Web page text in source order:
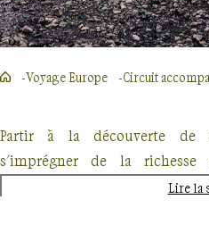
Voyage Europe Circuit
Partir à la découverte de
s'imprégner de la richesse
éblouissante. Les dédales de
Lire la